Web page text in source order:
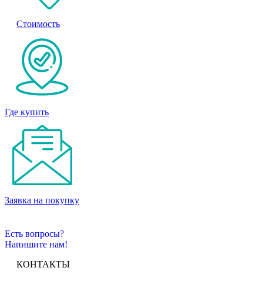
Стоимость
Где купить
Заявка на покупку
Есть вопросы?
Напишите нам!
КОНТАКТЫ